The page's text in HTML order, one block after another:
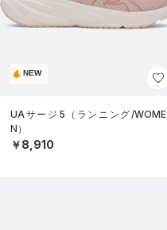
NEW
UAサージ5（ランニング/WOME
N）
￥8,910